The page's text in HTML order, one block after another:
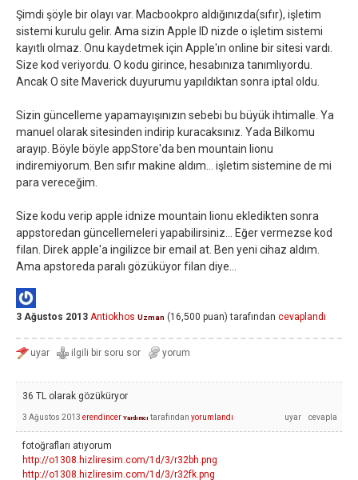
Şimdi şöyle bir olayı var. Macbookpro aldığınızda(sıfır), işletim
sistemi kurulu gelir. Ama sizin Apple ID nizde o işletim sistemi
kayıtlı olmaz. Onu kaydetmek için Apple'ın online bir sitesi vardı.
Size kod veriyordu. O kodu girince, hesabınıza tanımlıyordu.
Ancak O site Maverick duyurumu yapıldıktan sonra iptal oldu.
Sizin güncelleme yapamayışınızın sebebi bu büyük ihtimalle. Ya
manuel olarak sitesinden indirip kuracaksınız. Yada Bilkomu
arayıp. Böyle böyle appStore'da ben mountain lionu
indiremiyorum. Ben sıfır makine aldım... işletim sistemine de mi
para vereceğim.
Size kodu verip apple idnize mountain lionu ekledikten sonra
appstoredan güncellemeleri yapabilirsiniz... Eğer vermezse kod
filan. Direk apple'a ingilizce bir email at. Ben yeni cihaz aldım.
Ama apstoreda paralı gözüküyor filan diye...
3 Ağustos 2013 Antiokhos Uzman (16,500 puan) tarafından cevaplandı
36 TL olarak gözüküryor
3 Ağustos 2013 erendincer Yardımcı tarafından yorumlandı
fotoğrafları atıyorum
http://o1308.hizliresim.com/1d/3/r32bh.png
http://o1308.hizliresim.com/1d/3/r32fk.png